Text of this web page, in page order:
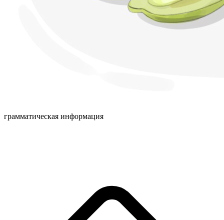
грамматическая информация